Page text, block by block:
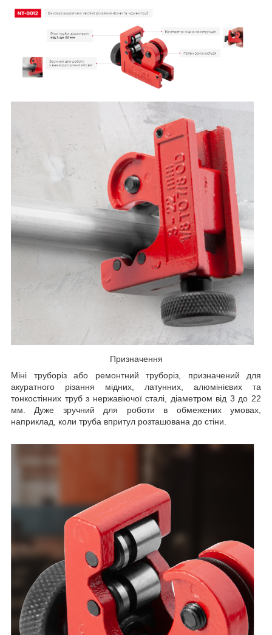
Призначення
Міні труборіз або ремонтний труборіз, призначений для
акуратного різання мідних, латунних, алюмінієвих та
тонкостінних труб з нержавіючої сталі, діаметром від 3 до 22
мм. Дуже зручний для роботи в обмежених умовах,
наприклад, коли труба впритул розташована до стіни.